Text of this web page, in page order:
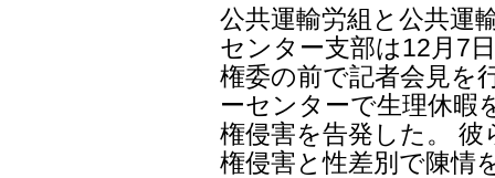
公共運輸労組と公共運
センター支部は12月7
権委の前で記者会見を
ーセンターで生理休暇
権侵害を告発した。
権侵害と性差別で陳情